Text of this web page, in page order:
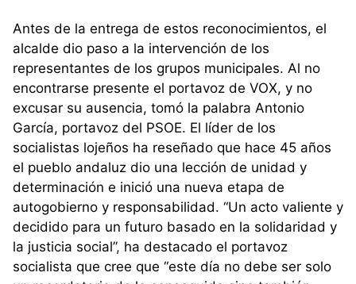
Antes de la entrega de estos reconocimientos, el
alcalde dio paso a la intervención de los
representantes de los grupos municipales. Al no
encontrarse presente el portavoz de VOX, y no
excusar su ausencia, tomó la palabra Antonio
García, portavoz del PSOE. El líder de los
socialistas lojeños ha reseñado que hace 45 años
el pueblo andaluz dio una lección de unidad y
determinación e inició una nueva etapa de
autogobierno y responsabilidad. “Un acto valiente y
decidido para un futuro basado en la solidaridad y
la justicia social”, ha destacado el portavoz
socialista que cree que “este día no debe ser solo